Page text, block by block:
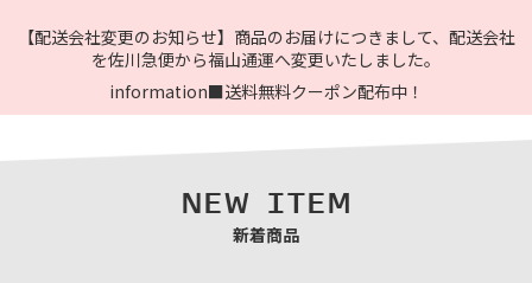
【配送会社変更のお知らせ】商品のお届けにつきまして、配送会社
を佐川急便から福山通運へ変更いたしました。
information■送料無料クーポン配布中！
NEW ITEM
新着商品